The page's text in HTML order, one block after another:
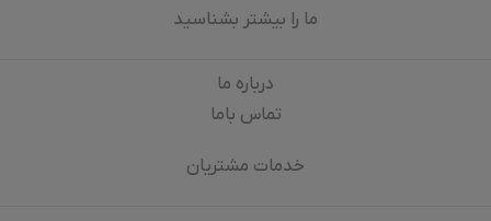
ما را بیشتر بشناسید
درباره‌ ما
تماس باما
خدمات مشتریان